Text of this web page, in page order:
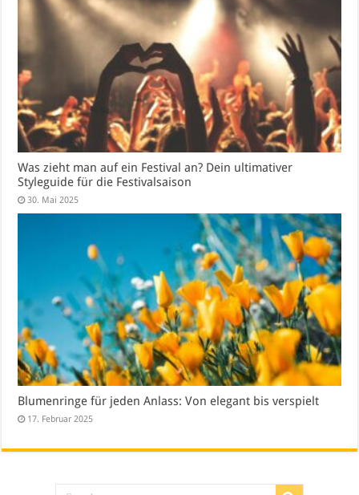
Was zieht man auf ein Festival an? Dein ultimativer
Styleguide für die Festivalsaison
30. Mai 2025
Blumenringe für jeden Anlass: Von elegant bis verspielt
17. Februar 2025